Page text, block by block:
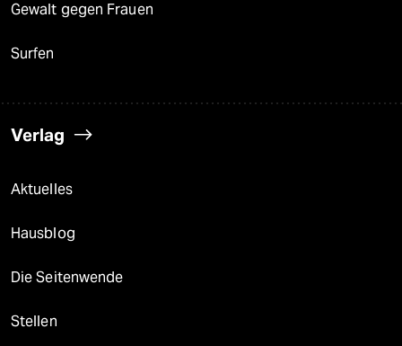
Gewalt gegen Frauen
Surfen
Verlag
Aktuelles
Hausblog
Die Seitenwende
Stellen